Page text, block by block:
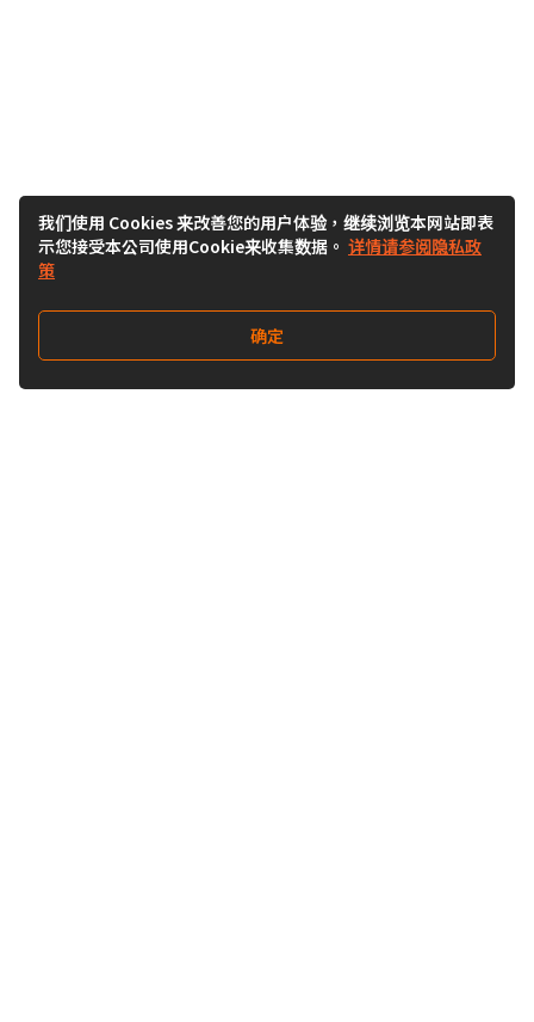
我们使用 Cookies 来改善您的用户体验，继续浏览本网站即表
示您接受本公司使用Cookie来收集数据。 详情请参阅隐私政
策
确定